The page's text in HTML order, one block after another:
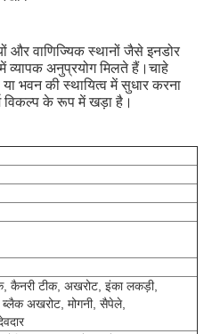
और वाणिज्यिक स्थानों जैसे इनडोर
व्यापक अनुप्रयोग मिलते हैं।चाहे
भवन की स्थायित्व में सुधार करना
विकल्प के रूप में खड़ा है।
कैनरी टीक, अखरोट, इंका लकड़ी,
अखरोट, मोगनी, सैपेले,